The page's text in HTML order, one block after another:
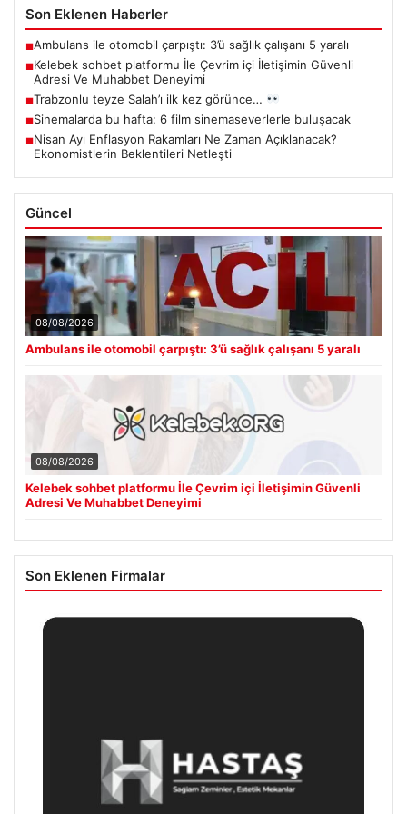
Son Eklenen Haberler
■Ambulans ile otomobil çarpıştı: 3’ü sağlık çalışanı 5 yaralı
■Kelebek sohbet platformu İle Çevrim içi İletişimin Güvenli
Adresi Ve Muhabbet Deneyimi
■Trabzonlu teyze Salah’ı ilk kez görünce…
■Sinemalarda bu hafta: 6 film sinemaseverlerle buluşacak
■Nisan Ayı Enflasyon Rakamları Ne Zaman Açıklanacak?
Ekonomistlerin Beklentileri Netleşti
Güncel
08/08/2026
Ambulans ile otomobil çarpıştı: 3’ü sağlık çalışanı 5 yaralı
08/08/2026
Kelebek sohbet platformu İle Çevrim içi İletişimin Güvenli
Adresi Ve Muhabbet Deneyimi
Son Eklenen Firmalar